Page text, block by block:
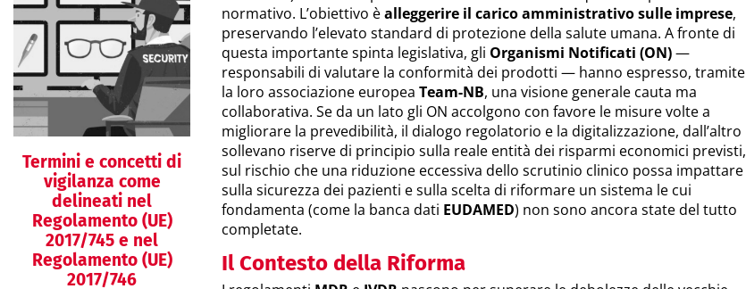
Termini e concetti di
vigilanza come
delineati nel
Regolamento (UE)
2017/745 e nel
Regolamento (UE)
2017/746
normativo. L’obiettivo èalleggerire il carico amministrativo sulle imprese,
preservando l’elevato standard di protezione della salute umana. A fronte di
questa importante spinta legislativa, gli Organismi Notificati (ON)—
responsabili di valutare la conformità dei prodotti — hanno espresso, tramite
la loro associazione europea Team-NB, una visione generale cauta ma
collaborativa. Se da un lato gli ON accolgono con favore le misure volte a
migliorare la prevedibilità, il dialogo regolatorio e la digitalizzazione, dall’altro
sollevano riserve di principio sulla reale entità dei risparmi economici previsti,
sul rischio che una riduzione eccessiva dello scrutinio clinico possa impattare
sulla sicurezza dei pazienti e sulla scelta di riformare un sistema le cui
fondamenta (come la banca dati EUDAMED) non sono ancora state del tutto
completate.
Il Contesto della Riforma